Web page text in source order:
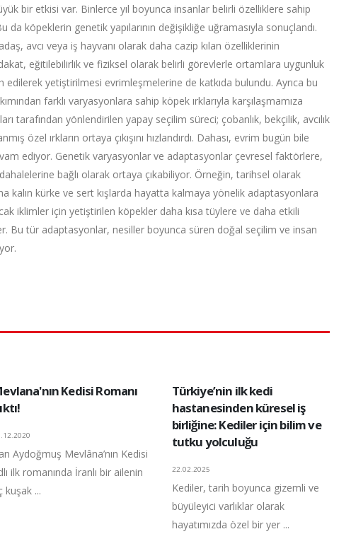
bir etkisi var. Binlerce yıl boyunca insanlar belirli özelliklere sahip
köpeklerin genetik yapılarının değişikliğe uğramasıyla sonuçlandı.
avcı veya iş hayvanı olarak daha cazip kılan özelliklerinin
eğitilebilirlik ve fiziksel olarak belirli görevlerle ortamlara uygunluk
yetiştirilmesi evrimleşmelerine de katkıda bulundu. Ayrıca bu
farklı varyasyonlara sahip köpek ırklarıyla karşılaşmamıza
tarafından yönlendirilen yapay seçilim süreci; çobanlık, bekçilik, avcılık
özel ırkların ortaya çıkışını hızlandırdı. Dahası, evrim bugün bile
ediyor. Genetik varyasyonlar ve adaptasyonlar çevresel faktörlere,
bağlı olarak ortaya çıkabiliyor. Örneğin, tarihsel olarak
kalın kürke ve sert kışlarda hayatta kalmaya yönelik adaptasyonlara
iklimler için yetiştirilen köpekler daha kısa tüylere ve daha etkili
Bu tür adaptasyonlar, nesiller boyunca süren doğal seçilim ve insan
Kedisi Romanı
Aydoğmuş Mevlâna’nın Kedisi
ilk romanında İranlı bir ailenin
kuşak ...
Türkiye’nin ilk kedi
hastanesinden küresel iş
birliğine: Kediler için bilim ve
tutku yolculuğu
22.02.2025
Kediler, tarih boyunca gizemli ve
büyüleyici varlıklar olarak
hayatımızda özel bir yer ...